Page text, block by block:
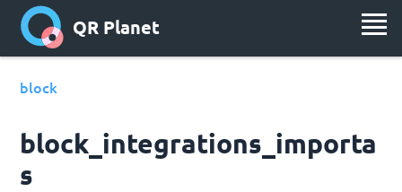
QR Planet
block
block_integrations_importa
s